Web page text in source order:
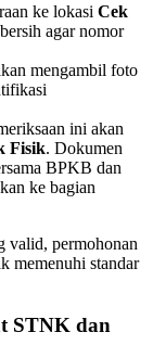
ke lokasi Cek
agar nomor
mengambil foto
ini akan
Fisik. Dokumen
BPKB dan
ke bagian
valid, permohonan
memenuhi standar
STNK dan